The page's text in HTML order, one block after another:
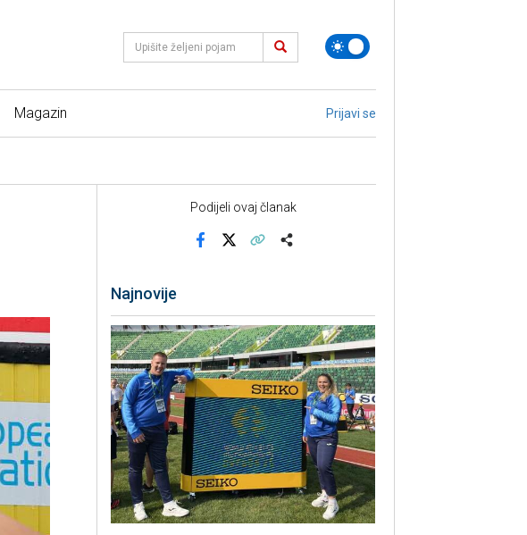
Magazin Prijavi se
Podijeli ovaj članak
Najnovije